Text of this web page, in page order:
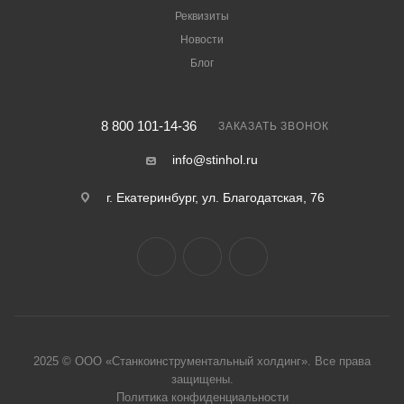
Реквизиты
Новости
Блог
8 800 101-14-36 ЗАКАЗАТЬ ЗВОНОК
info@stinhol.ru
г. Екатеринбург, ул. Благодатская, 76
2025 © ООО «Станкоинструментальный холдинг». Все права
защищены.
Политика конфиденциальности